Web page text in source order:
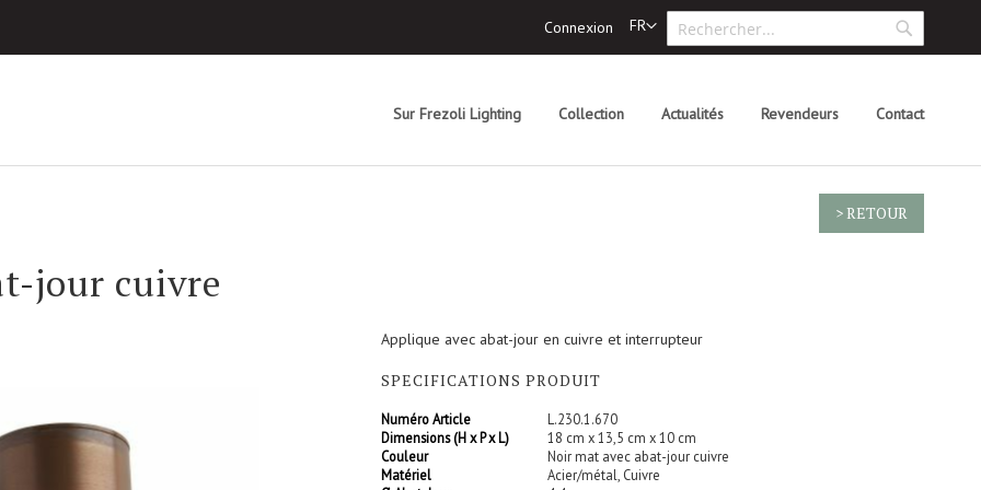
Rechercher
Langue
FR
Connexion
Sur Frezoli Lighting Collection Actualités Revendeurs Contact
jour cuivre
> RETOUR
Applique avec abat-jour en cuivre et interrupteur
SPECIFICATIONS PRODUIT
Numéro Article
L.230.1.670
Dimensions (H x P x L)
18 cm x 13,5 cm x 10 cm
Couleur
Noir mat avec abat-jour cuivre
Matériel
Acier/métal, Cuivre